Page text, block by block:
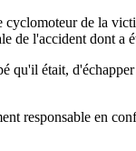
de la
de l'accident dont a
qu'il était,
responsable en